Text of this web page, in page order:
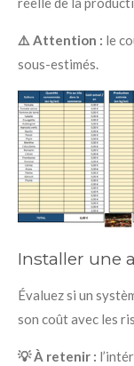
⚠️ Attention : le
sous-estimés.
Installer une
Évaluez si un
son coût avec les
💡 À retenir :